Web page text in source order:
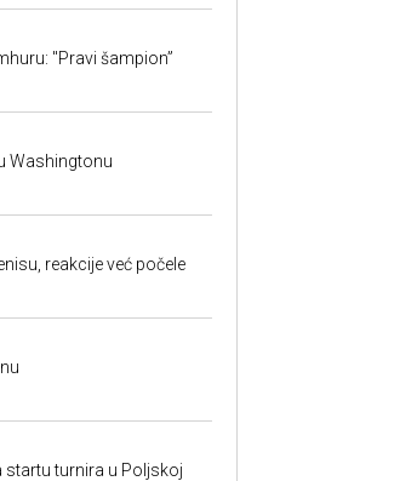
"Pravi šampion”
Washingtonu
reakcije već počele
startu turnira u Poljskoj